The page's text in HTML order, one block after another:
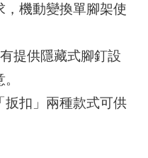
，機動變換單腳架使
提供隱藏式腳釘設
扳扣」兩種款式可供